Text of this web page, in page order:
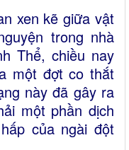
xen kẽ giữa vật
trong nhà
Thể, chiều nay
một đợt co thắt
này đã gây ra
một phần dịch
của ngài đột